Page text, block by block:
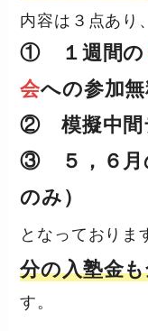
内容は３点あり、
① １週間の
会への参加無
② 模擬中間
③ ５，６月
のみ）
となっており
分の入塾金
す。